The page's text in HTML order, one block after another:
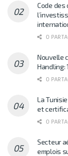
Code
0
Nouvelle
Handling:
0
La
et
0
Secteur
emplois